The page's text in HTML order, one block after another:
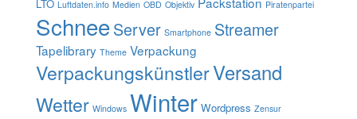
LTO Luftdaten.info Medien OBD Objektiv Piratenpartei
SchneeServer Smartphone Streamer
Tapelibrary Theme Verpackung
VerpackungskünstlerVersand
Wetter Windows Winter Wordpress Zensur